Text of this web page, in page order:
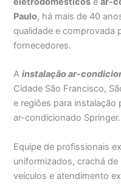
Paulo, há mais de 40
qualidade e comprovada
fornecedores.
Ainstalação ar-
Cidade São Francisco,
e regiões para instalação
ar-condicionado Springer.
Equipe de profissionais
uniformizados, crachá
veículos e atendimento